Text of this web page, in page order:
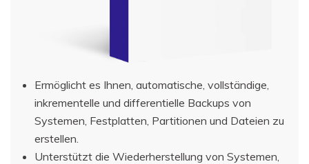
Ermöglicht es Ihnen, automatische, vollständige,
inkrementelle und differentielle Backups von
Systemen, Festplatten, Partitionen und Dateien zu
erstellen.
Unterstützt die Wiederherstellung von Systemen,